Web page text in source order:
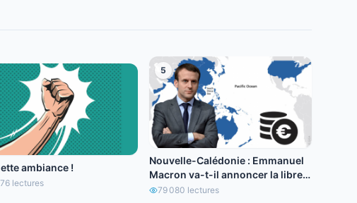
ambiance !
lectures
5
Nouvelle-Calédonie : Emmanuel
Macron va-t-il annoncer la libre
circulation de l’euro ?
79 080 lectures